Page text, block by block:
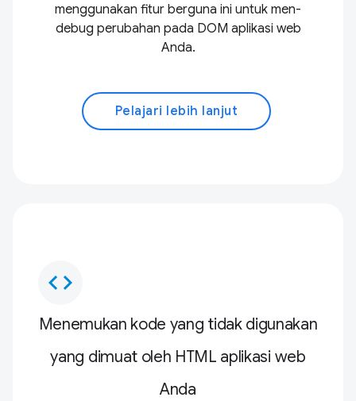
menggunakan fitur berguna ini untuk men-
debug perubahan pada DOM aplikasi web
Anda.
Pelajari lebih lanjut
code
Menemukan kode yang tidak digunakan
yang dimuat oleh HTML aplikasi web
Anda